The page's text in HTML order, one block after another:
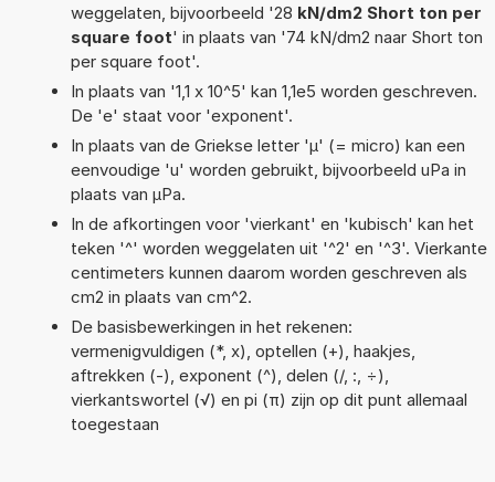
weggelaten, bijvoorbeeld '28 kN/dm2 Short ton per
square foot' in plaats van '74 kN/dm2 naar Short ton
per square foot'.
In plaats van '1,1 x 10^5' kan 1,1e5 worden geschreven.
De 'e' staat voor 'exponent'.
In plaats van de Griekse letter 'µ' (= micro) kan een
eenvoudige 'u' worden gebruikt, bijvoorbeeld uPa in
plaats van µPa.
In de afkortingen voor 'vierkant' en 'kubisch' kan het
teken '^' worden weggelaten uit '^2' en '^3'. Vierkante
centimeters kunnen daarom worden geschreven als
cm2 in plaats van cm^2.
De basisbewerkingen in het rekenen:
vermenigvuldigen (*, x), optellen (+), haakjes,
aftrekken (-), exponent (^), delen (/, :, ÷),
vierkantswortel (√) en pi (π) zijn op dit punt allemaal
toegestaan